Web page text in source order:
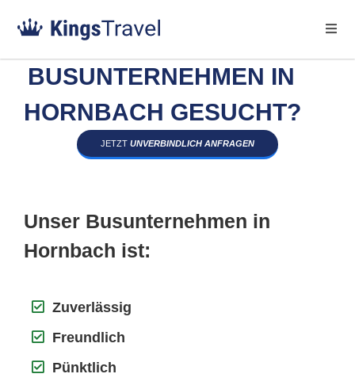
BUSUNTERNEHMEN IN
HORNBACH GESUCHT?
JETZT UNVERBINDLICH ANFRAGEN
Unser Busunternehmen in
Hornbach ist:
Zuverlässig
Freundlich
Pünktlich